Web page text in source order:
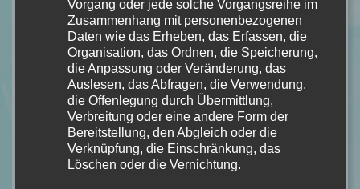
Mein Kommentar
Vorgang oder jede solche Vorgangsreihe im
Zusammenhang mit personenbezogenen
Daten wie das Erheben, das Erfassen, die
Organisation, das Ordnen, die Speicherung,
die Anpassung oder Veränderung, das
Auslesen, das Abfragen, die Verwendung,
die Offenlegung durch Übermittlung,
Verbreitung oder eine andere Form der
Bereitstellung, den Abgleich oder die
Verknüpfung, die Einschränkung, das
Löschen oder die Vernichtung.